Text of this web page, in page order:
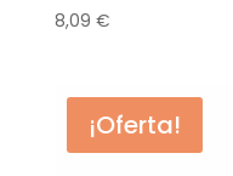
8,09 €
¡Oferta!